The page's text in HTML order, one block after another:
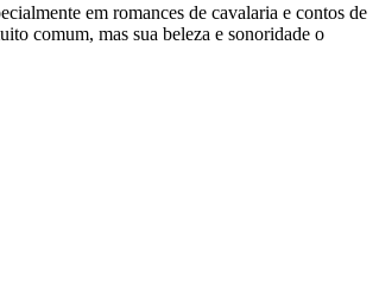
em romances de cavalaria e contos de
comum, mas sua beleza e sonoridade o